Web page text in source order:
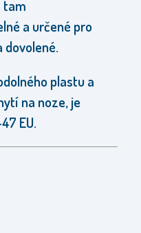
tam
a určené pro
dovolené.
plastu a
na noze,je
EU.